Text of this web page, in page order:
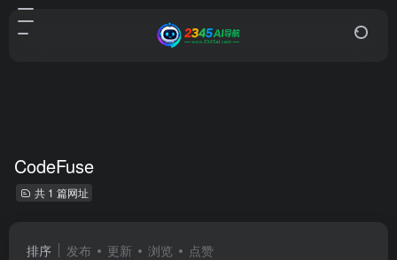
CodeFuse
共 1 篇网址
排序 发布 更新 浏览 点赞